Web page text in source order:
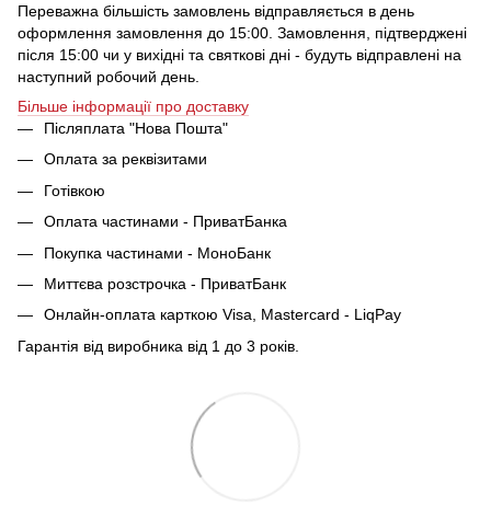
Переважна більшість замовлень відправляється в день
оформлення замовлення до 15:00. Замовлення, підтверджені
після 15:00 чи у вихідні та святкові дні - будуть відправлені на
наступний робочий день.
Більше інформації про доставку
Післяплата "Нова Пошта"
Оплата за реквізитами
Готівкою
Оплата частинами - ПриватБанка
Покупка частинами - МоноБанк
Миттєва розстрочка - ПриватБанк
Онлайн-оплата карткою Visa, Mastercard - LiqPay
Гарантія від виробника від 1 до 3 років.